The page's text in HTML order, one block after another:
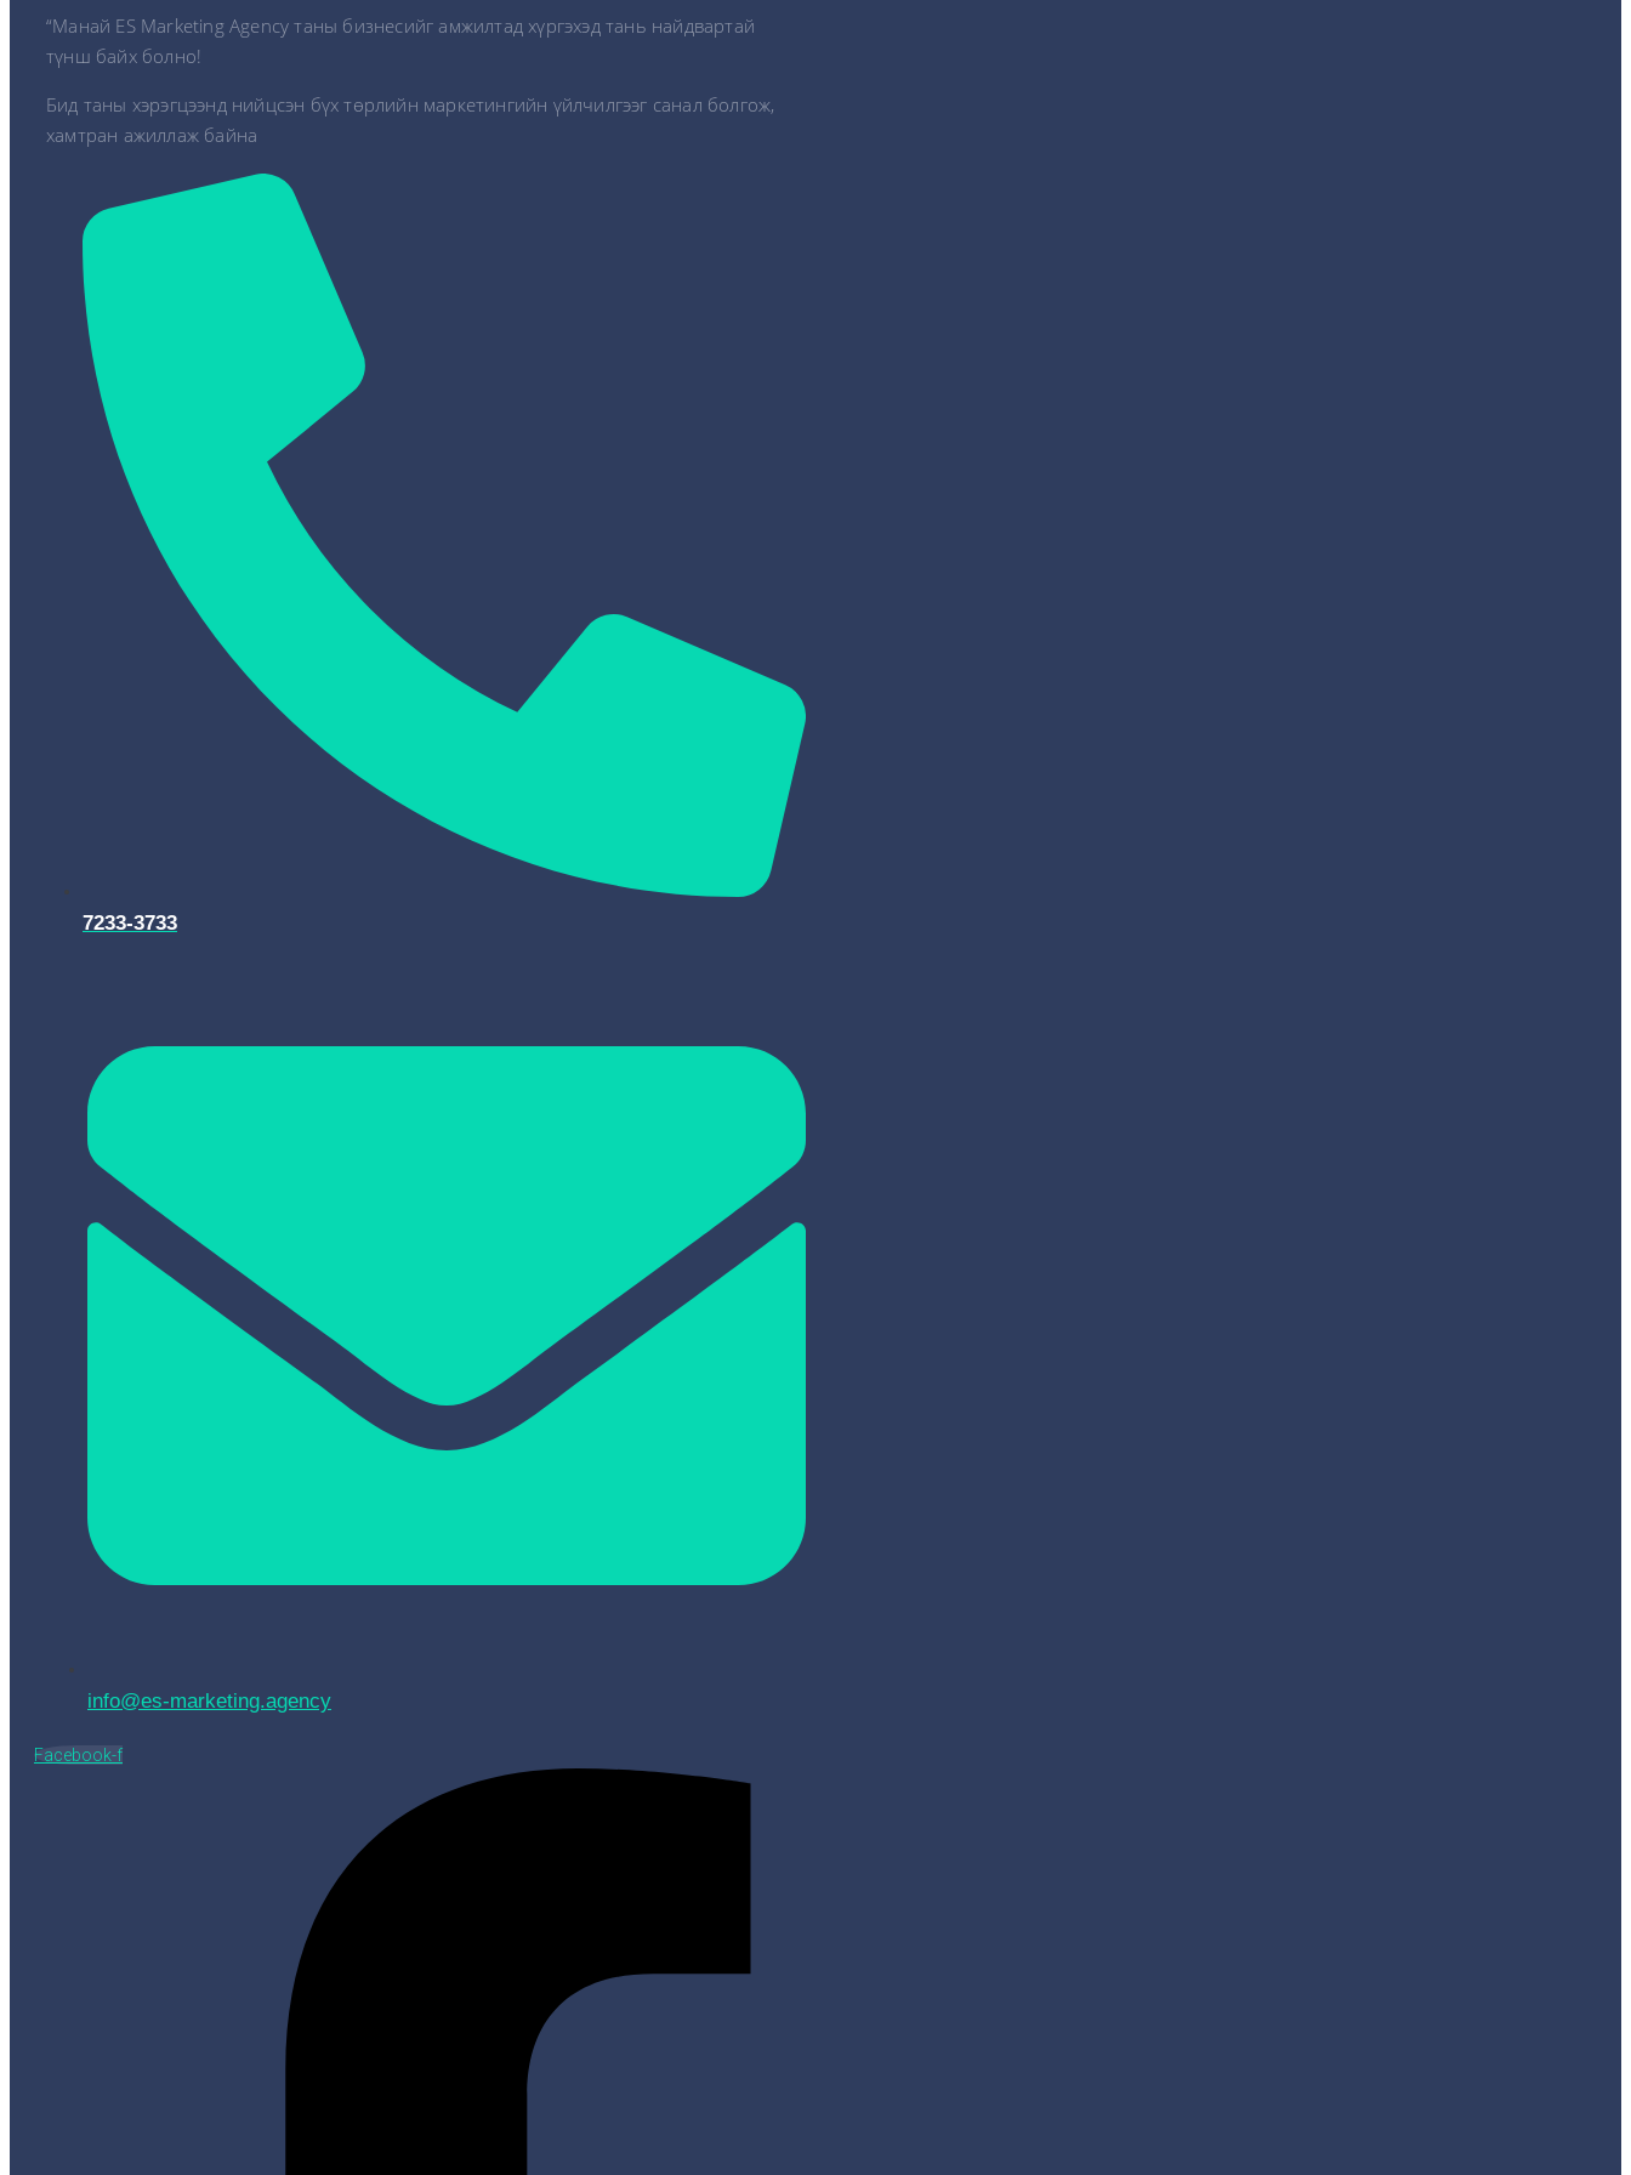
“Манай ES Marketing Agency таны бизнесийг амжилтад хүргэхэд тань найдвартай
түнш байх болно!
Бид таны хэрэгцээнд нийцсэн бүх төрлийн маркетингийн үйлчилгээг санал болгож,
хамтран ажиллаж байна
7233-3733
info@es-marketing.agency
Facebook-f